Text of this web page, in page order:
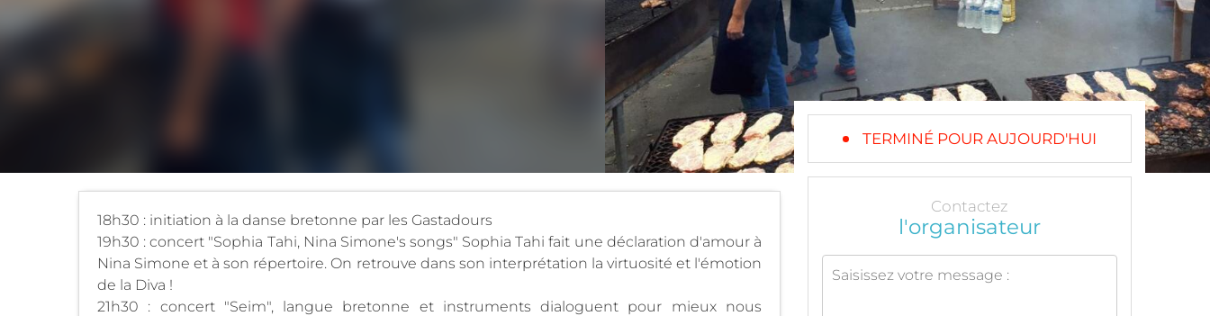
18h30 : initiation à la danse bretonne par les Gastadours
19h30 : concert "Sophia Tahi, Nina Simone's songs" Sophia Tahi fait une déclaration d'amour à
Nina Simone et à son répertoire. On retrouve dans son interprétation la virtuosité et l'émotion
de la Diva !
21h30 : concert "Seim", langue bretonne et instruments dialoguent pour mieux nous
TERMINÉ POUR AUJOURD'HUI
Contactez
l'organisateur